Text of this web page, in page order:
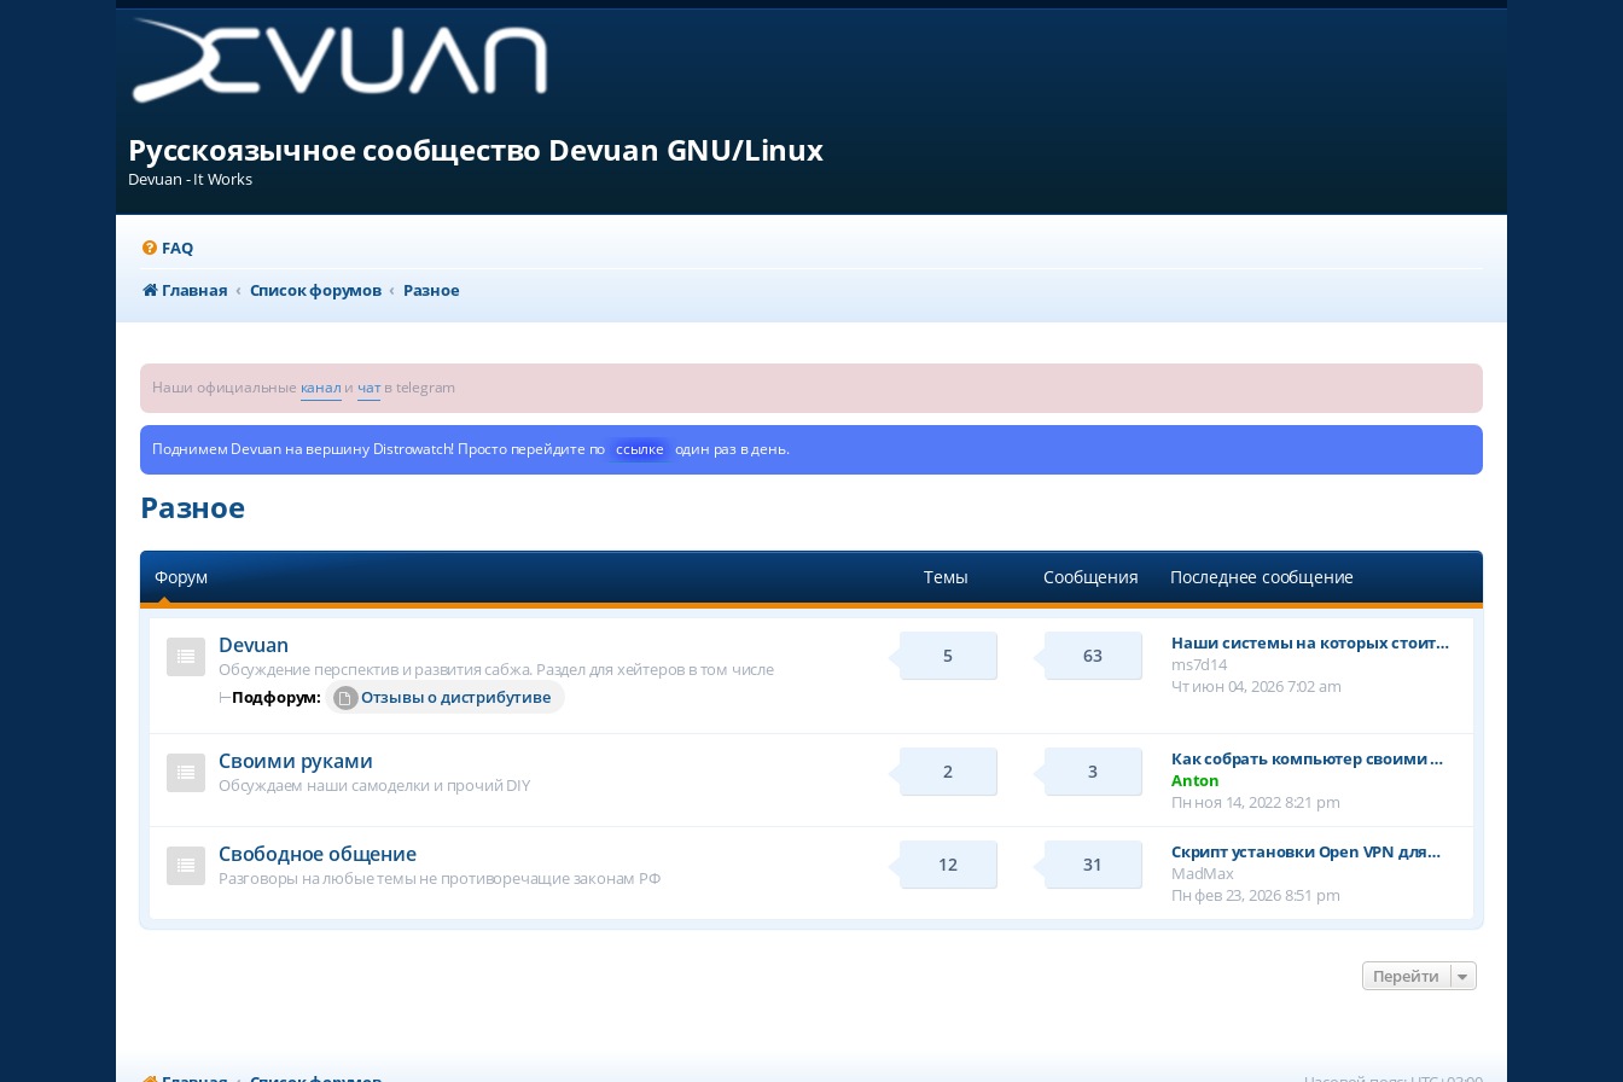
Русскоязычное сообщество Devuan GNU/Linux
Devuan - It Works
FAQ
Главная
Список форумов Разное
Наши официальные канал и чатв telegram
Поднимем Devuan на вершину Distrowatch! Просто перейдите по ссылке один раз в день.
Разное
Форум Темы Сообщения Последнее сообщение
Devuan
Обсуждение перспектив и развития сабжа. Раздел для хейтеров в том числе
⊢Подфорум: Отзывы о дистрибутиве
5 63
Наши системы на которых стоит…
ms7d14
Чт июн 04, 2026 7:02 am
Своими руками
Обсуждаем наши самоделки и прочий DIY
2 3
Как собрать компьютер своими …
Anton
Пн ноя 14, 2022 8:21 pm
Свободное общение
Разговоры на любые темы не противоречащие законам РФ
12 31
Cкрипт установки Open VPN для…
MadMax
Пн фев 23, 2026 8:51 pm
Перейти